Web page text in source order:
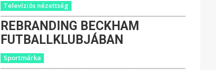
Televíziós nézettség
REBRANDING BECKHAM
FUTBALLKLUBJÁBAN
Sportmárka